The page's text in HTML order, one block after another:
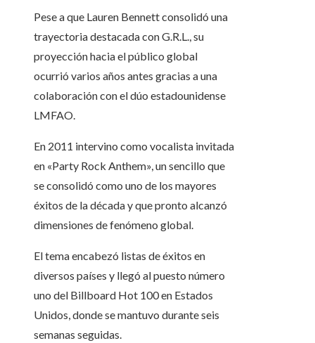
Pese a que Lauren Bennett consolidó una
trayectoria destacada con G.R.L., su
proyección hacia el público global
ocurrió varios años antes gracias a una
colaboración con el dúo estadounidense
LMFAO.
En 2011 intervino como vocalista invitada
en «Party Rock Anthem», un sencillo que
se consolidó como uno de los mayores
éxitos de la década y que pronto alcanzó
dimensiones de fenómeno global.
El tema encabezó listas de éxitos en
diversos países y llegó al puesto número
uno del Billboard Hot 100 en Estados
Unidos, donde se mantuvo durante seis
semanas seguidas.